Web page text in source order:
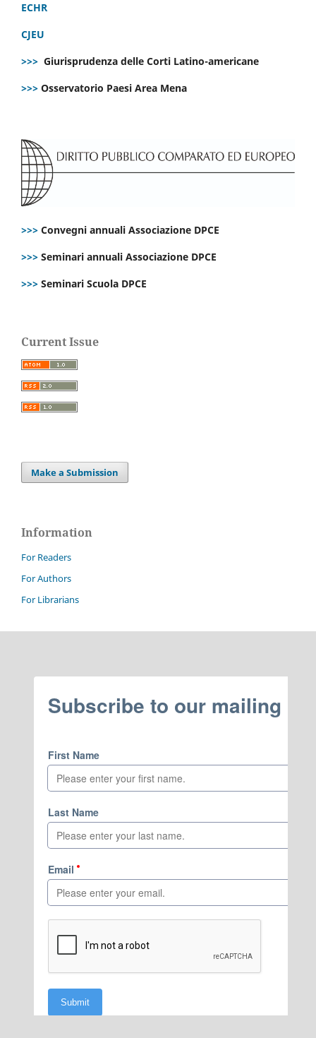
ECHR
CJEU
>>> Giurisprudenza delle Corti Latino-americane
>>> Osservatorio Paesi Area Mena
>>> Convegni annuali Associazione DPCE
>>> Seminari annuali Associazione DPCE
>>> Seminari Scuola DPCE
Current Issue
Make a Submission
Information
For Readers
For Authors
For Librarians